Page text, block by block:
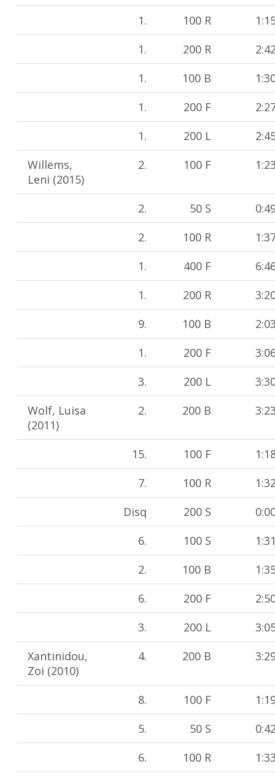
1.
100 R
1.
200 R
1.
100 B
1.
200 F
1.
200 L
Willems,
Leni (2015)
2. 100 F
2. 50 S
2.
100 R
1.
400 F
1.
200 R
9.
100 B
1.
200 F
3.
200 L
Wolf, Luisa
(2011)
2. 200 B
15. 100 F
7.
100 R
Disq
200 S
6.
100 S
2.
100 B
6.
200 F
3.
200 L
Xantinidou,
Zoi (2010)
4. 200 B
8. 100 F
5.
50 S
6.
100 R